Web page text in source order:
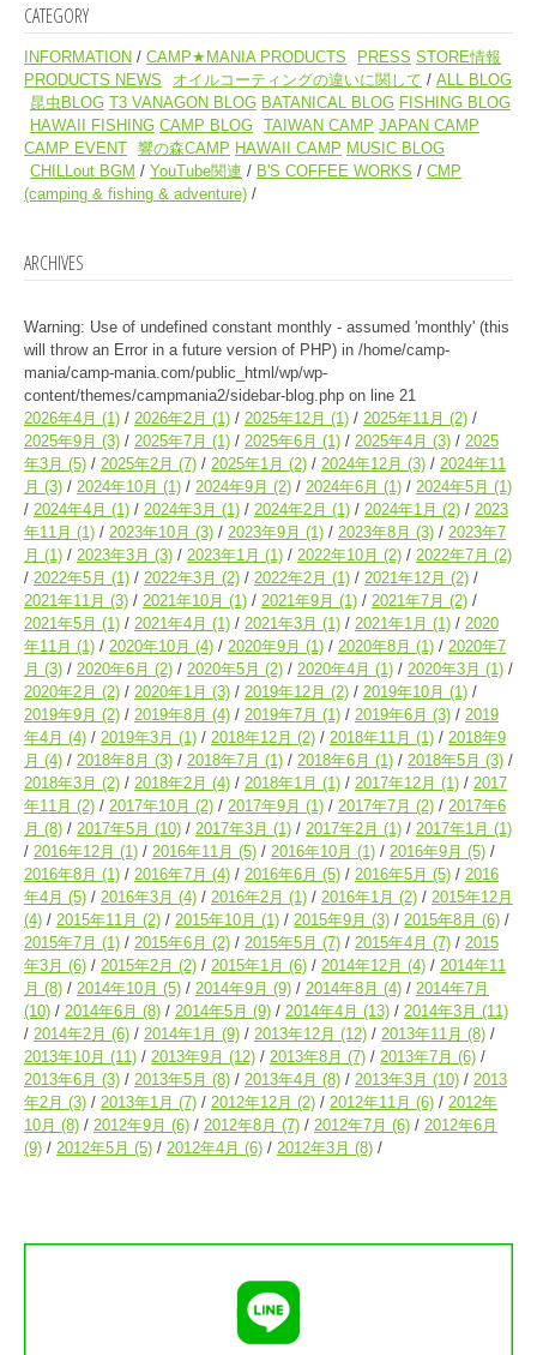
CATEGORY
INFORMATION CAMP★MANIA PRODUCTS PRESS STORE情報
PRODUCTS NEWS
オイルコーティングの違いに関して
ALL BLOG
昆虫BLOG T3 VANAGON BLOG BATANICAL BLOG FISHING BLOG
HAWAII FISHING CAMP BLOG TAIWAN CAMP JAPAN CAMP
CAMP EVENT 響の森CAMP HAWAII CAMP MUSIC BLOG
CHILLout BGM
YouTube関連 B'S COFFEE WORKS
CMP
(camping & fishing & adventure)
ARCHIVES
Warning: Use of undefined constant monthly - assumed 'monthly' (this
will throw an Error in a future version of PHP) in /home/camp-
mania/camp-mania.com/public_html/wp/wp-
content/themes/campmania2/sidebar-blog.php on line 21
2026年4月 (1) 2026年2月 (1) 2025年12月 (1) 2025年11月 (2)
2025年9月 (3) 2025年7月 (1) 2025年6月 (1) 2025年4月 (3)
2025
年3月 (5) 2025年2月 (7) 2025年1月 (2) 2024年12月 (3)
2024年11
月 (3) 2024年10月 (1) 2024年9月 (2) 2024年6月 (1) 2024年5月 (1)
2024年4月 (1) 2024年3月 (1) 2024年2月 (1) 2024年1月 (2)
2023
年11月 (1) 2023年10月 (3) 2023年9月 (1) 2023年8月 (3)
2023年7
月 (1) 2023年3月 (3) 2023年1月 (1) 2022年10月 (2) 2022年7月 (2)
2022年5月 (1) 2022年3月 (2) 2022年2月 (1) 2021年12月 (2)
2021年11月 (3) 2021年10月 (1) 2021年9月 (1) 2021年7月 (2)
2021年5月 (1) 2021年4月 (1) 2021年3月 (1) 2021年1月 (1)
2020
年11月 (1) 2020年10月 (4) 2020年9月 (1) 2020年8月 (1)
2020年7
月 (3) 2020年6月 (2) 2020年5月 (2) 2020年4月 (1) 2020年3月 (1)
2020年2月 (2) 2020年1月 (3) 2019年12月 (2) 2019年10月 (1)
2019年9月 (2) 2019年8月 (4) 2019年7月 (1) 2019年6月 (3)
2019
年4月 (4) 2019年3月 (1) 2018年12月 (2) 2018年11月 (1)
2018年9
月 (4) 2018年8月 (3) 2018年7月 (1) 2018年6月 (1) 2018年5月 (3)
2018年3月 (2) 2018年2月 (4) 2018年1月 (1) 2017年12月 (1)
2017
年11月 (2) 2017年10月 (2) 2017年9月 (1) 2017年7月 (2)
2017年6
月 (8) 2017年5月 (10) 2017年3月 (1) 2017年2月 (1) 2017年1月 (1)
2016年12月 (1) 2016年11月 (5) 2016年10月 (1) 2016年9月 (5)
2016年8月 (1) 2016年7月 (4) 2016年6月 (5) 2016年5月 (5)
2016
年4月 (5) 2016年3月 (4) 2016年2月 (1) 2016年1月 (2)
2015年12月
(4)
2015年11月 (2) 2015年10月 (1) 2015年9月 (3) 2015年8月 (6)
2015年7月 (1) 2015年6月 (2) 2015年5月 (7) 2015年4月 (7)
2015
年3月 (6) 2015年2月 (2) 2015年1月 (6) 2014年12月 (4)
2014年11
月 (8) 2014年10月 (5) 2014年9月 (9) 2014年8月 (4)
2014年7月
(10)
2014年6月 (8) 2014年5月 (9) 2014年4月 (13) 2014年3月 (11)
2014年2月 (6) 2014年1月 (9) 2013年12月 (12) 2013年11月 (8)
2013年10月 (11) 2013年9月 (12) 2013年8月 (7) 2013年7月 (6)
2013年6月 (3) 2013年5月 (8) 2013年4月 (8) 2013年3月 (10)
2013
年2月 (3) 2013年1月 (7) 2012年12月 (2) 2012年11月 (6)
2012年
10月 (8) 2012年9月 (6) 2012年8月 (7) 2012年7月 (6)
2012年6月
(9)
2012年5月 (5) 2012年4月 (6) 2012年3月 (8)